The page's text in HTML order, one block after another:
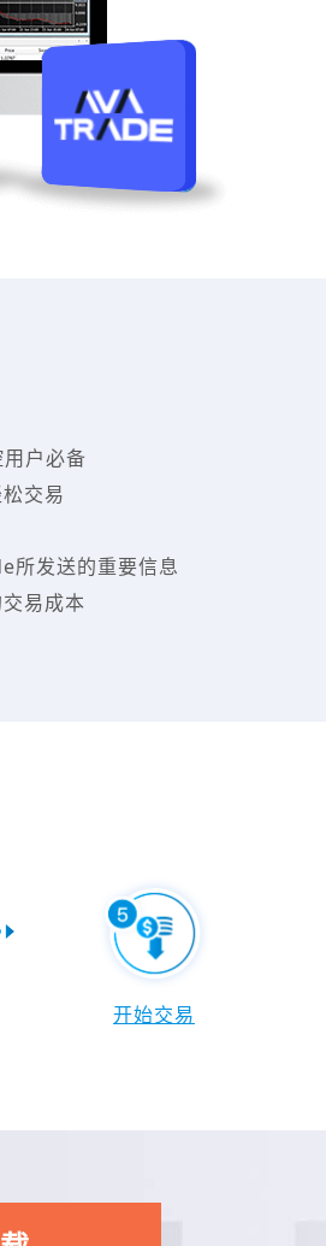
户必备
交易
所发送的重要信息
易成本
开始交易